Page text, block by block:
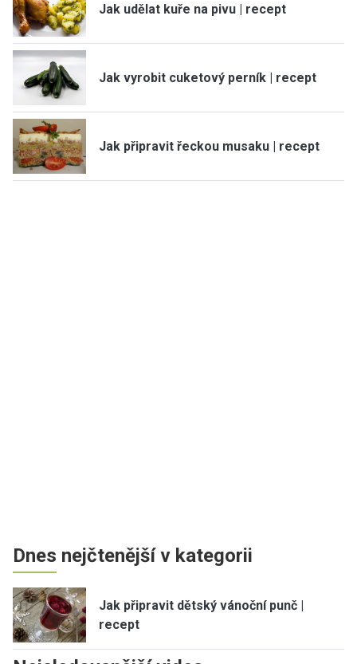
Jak udělat kuře na pivu | recept
Jak vyrobit cuketový perník | recept
Jak připravit řeckou musaku | recept
Dnes nejčtenější v kategorii
Jak připravit dětský vánoční punč |
recept